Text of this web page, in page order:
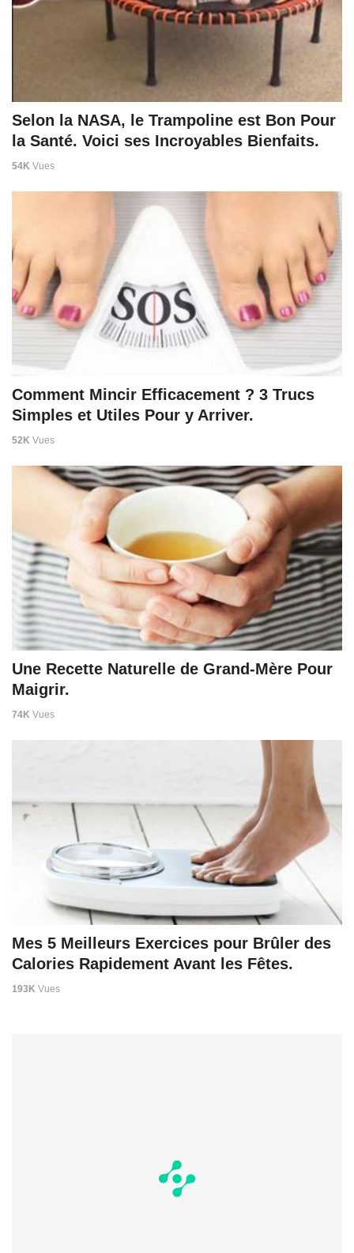
Selon la NASA, le Trampoline est Bon Pour
la Santé. Voici ses Incroyables Bienfaits.
54K Vues
Comment Mincir Efficacement ? 3 Trucs
Simples et Utiles Pour y Arriver.
52K Vues
Une Recette Naturelle de Grand-Mère Pour
Maigrir.
74K Vues
Mes 5 Meilleurs Exercices pour Brûler des
Calories Rapidement Avant les Fêtes.
193K Vues